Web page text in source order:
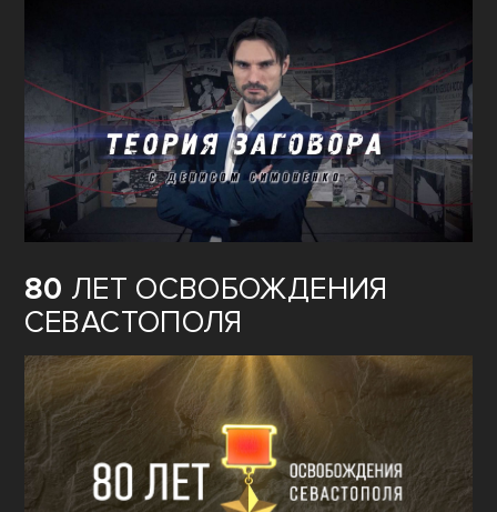
80 ЛЕТ ОСВОБОЖДЕНИЯ
СЕВАСТОПОЛЯ